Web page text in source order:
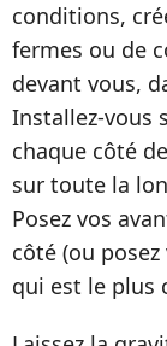
conditions,
fermes ou de
devant vous,
Installez-vous
chaque côté
sur toute la
Posez vos
côté (ou
qui est le plus